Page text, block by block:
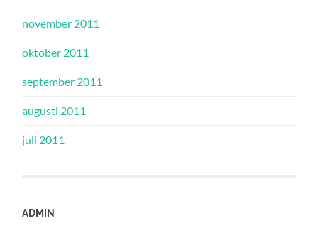
november 2011
oktober 2011
september 2011
augusti 2011
juli 2011
ADMIN